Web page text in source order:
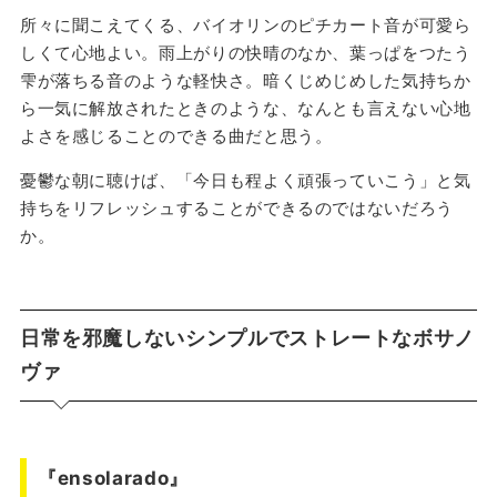
所々に聞こえてくる、バイオリンのピチカート音が可愛ら
しくて心地よい。雨上がりの快晴のなか、葉っぱをつたう
雫が落ちる音のような軽快さ。暗くじめじめした気持ちか
ら一気に解放されたときのような、なんとも言えない心地
よさを感じることのできる曲だと思う。
憂鬱な朝に聴けば、「今日も程よく頑張っていこう」と気
持ちをリフレッシュすることができるのではないだろう
か。
日常を邪魔しないシンプルでストレートなボサノ
ヴァ
『ensolarado』